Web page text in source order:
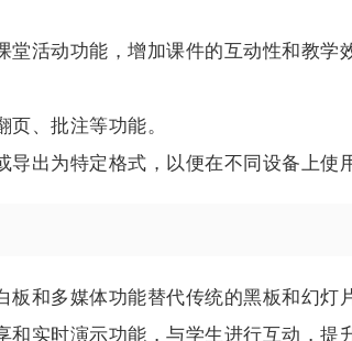
堂活动功能，增加课件的互动性和教学
、批注等功能。
出为特定格式，以便在不同设备上使用
和多媒体功能替代传统的黑板和幻灯片
和实时演示功能，与学生进行互动，提